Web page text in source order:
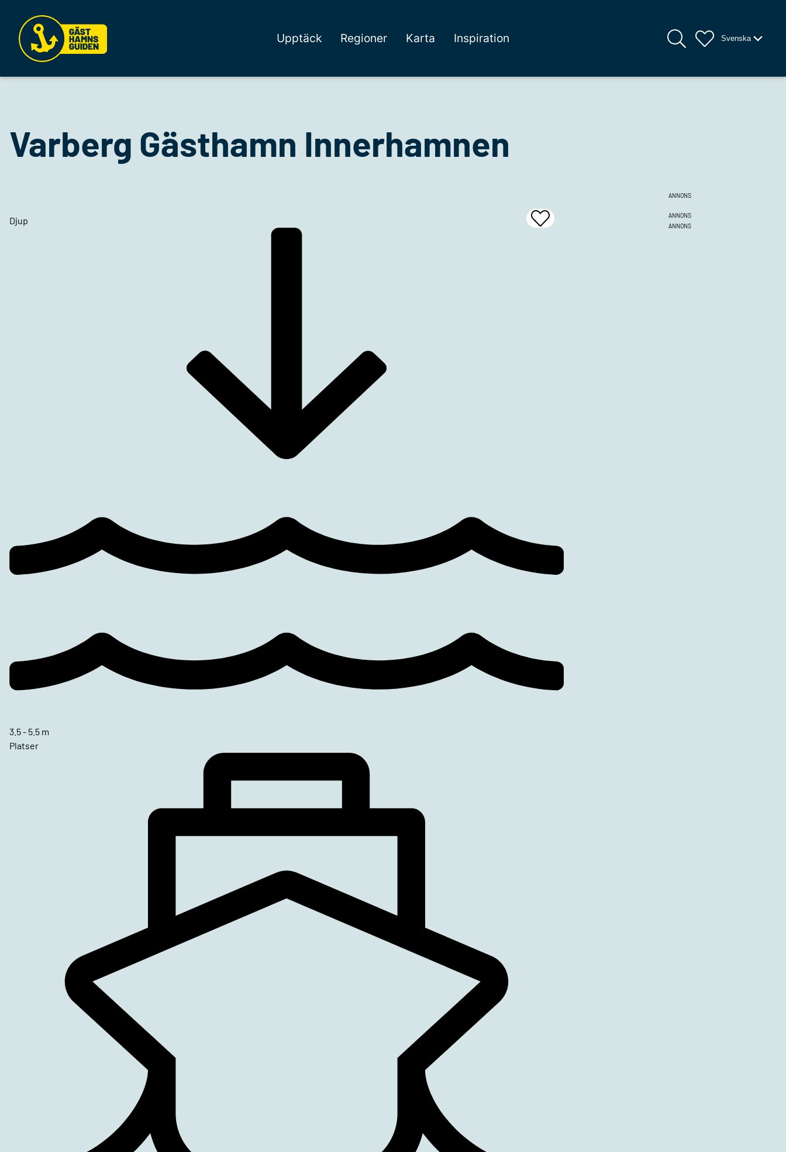
Upptäck Regioner Karta Inspiration Svenska
Varberg Gästhamn Innerhamnen
Add
To
Djup
3.5 - 5.5 m
Platser
ANNONS
ANNONS
ANNONS